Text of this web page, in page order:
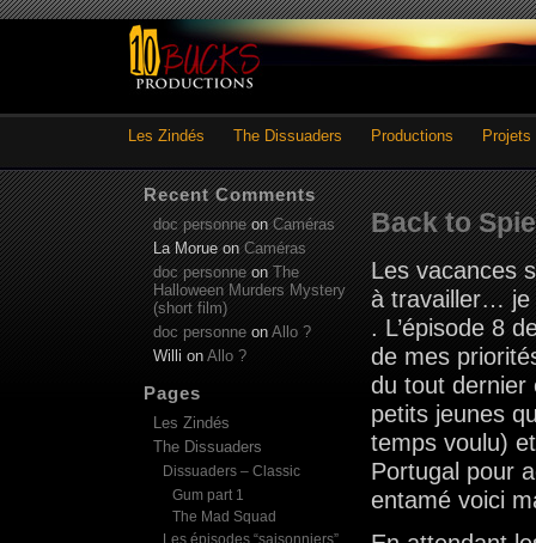
Les Zindés The Dissuaders Productions Projets
Back to
Les vacances
à travailler… je
. L’épisode 8
de mes
du tout dernier
petits jeunes
temps voulu)
Portugal pour
entamé voici
Recent Comments
doc personneonCaméras
La MorueonCaméras
doc personneonThe
Halloween Murders Mystery
(short film)
doc personne on Allo ?
Willi on Allo ?
Pages
Les Zindés
The Dissuaders
Dissuaders – Classic
Gum part 1
The Mad Squad
Les épisodes “saisonniers”